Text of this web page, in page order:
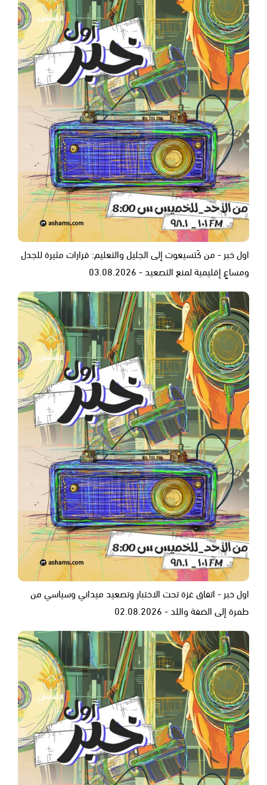
اول خبر - من كَتسيعوت إلى الجليل والتعليم: قرارات مثيرة للجدل
ومساعٍ إقليمية لمنع التصعيد - 03.08.2026
اول خبر - اتفاق غزة تحت الاختبار وتصعيد ميداني وسياسي من
طمرة إلى الضفة واللد - 02.08.2026